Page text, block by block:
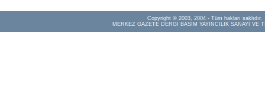
Copyright © 2003, 2004 - Tüm hakları saklıdır.
MERKEZ GAZETE DERGİ BASIM YAYINCILIK SANAYİ VE